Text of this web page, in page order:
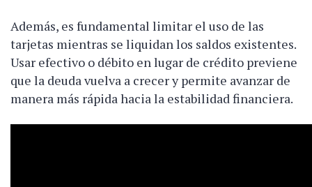
Además, es fundamental limitar el uso de las
tarjetas mientras se liquidan los saldos existentes.
Usar efectivo o débito en lugar de crédito previene
que la deuda vuelva a crecer y permite avanzar de
manera más rápida hacia la estabilidad financiera.